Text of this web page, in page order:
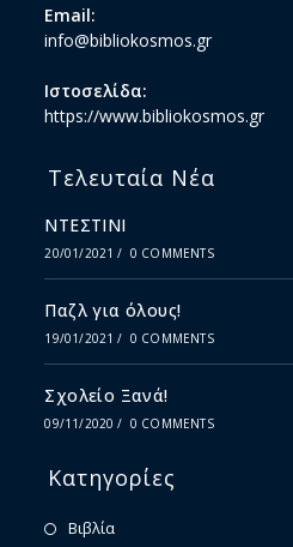
Email:
info@bibliokosmos.gr
Ιστοσελίδα:
https://www.bibliokosmos.gr
Τελευταία Νέα
ΝΤΕΣΤΙΝΙ
20/01/2021 / 0 COMMENTS
Παζλ για όλους!
19/01/2021 / 0 COMMENTS
Σχολείο Ξανά!
09/11/2020 / 0 COMMENTS
Κατηγορίες
Βιβλία